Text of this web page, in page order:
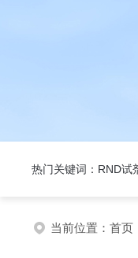
热门关键词：RND试
当前位置： 首页